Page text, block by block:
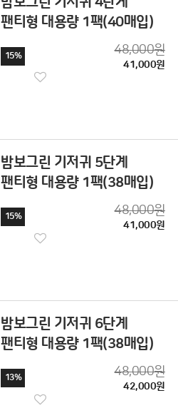
팬티형 대용량 1팩(40매입)
15% 48,000원
41,000원
밤보그린 기저귀 5단계
팬티형 대용량 1팩(38매입)
15% 48,000원
41,000원
밤보그린 기저귀 6단계
팬티형 대용량 1팩(38매입)
13% 48,000원
42,000원